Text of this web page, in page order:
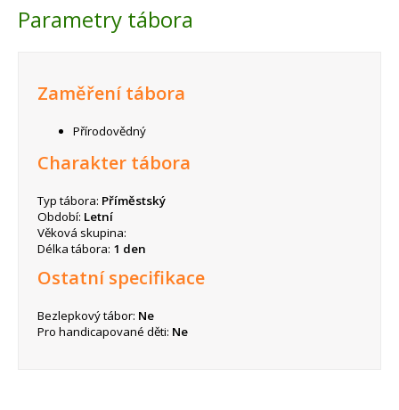
Parametry tábora
Zaměření tábora
Přírodovědný
Charakter tábora
Typ tábora: Příměstský
Období: Letní
Věková skupina:
Délka tábora: 1 den
Ostatní specifikace
Bezlepkový tábor: Ne
Pro handicapované děti: Ne